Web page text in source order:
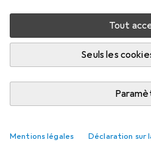
Tout
Seuls les
Mentions légales Déclaration sur
82